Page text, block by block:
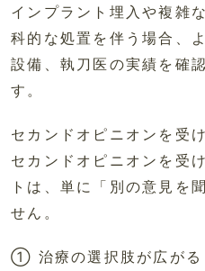
インプラント埋入や複雑
科的な処置を伴う場合、
設備、執刀医の実績を確
す。
セカンドオピニオンを受
セカンドオピニオンを受
トは、単に「別の意見を
せん。
① 治療の選択肢が広がる